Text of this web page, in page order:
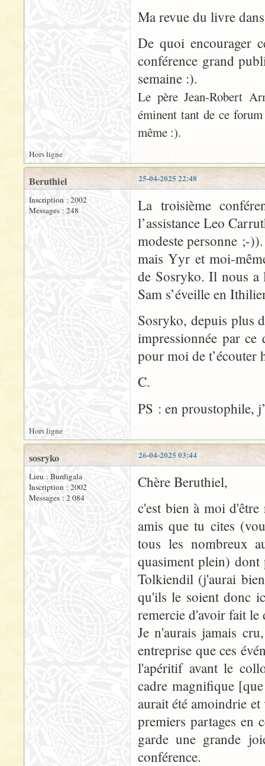
Ma revue du livre
De quoi encourager
conférence grand
semaine :).
Le père Jean-Robert
éminent tant de ce
même :).
Hors ligne
25-04-2025 22:48
Beruthiel
Inscription : 2002
Messages : 248
La troisième
l’assistance Leo
modeste personne ;-
mais Yyr et moi-
de Sosryko. Il nous a
Sam s’éveille en
Sosryko, depuis plus
impressionnée par ce
pour moi de t’écouter
C.
PS : en proustophile,
Hors ligne
26-04-2025 03:44
sosryko
Lieu : Burdigala
Inscription : 2002
Messages : 2 084
Chère Beruthiel,
c'est bien à moi d'être
amis que tu cites
tous les nombreux
quasiment plein)
Tolkiendil (j'aurai
qu'ils le soient donc
remercie d'avoir fait
Je n'aurais jamais
entreprise que ces
l'apéritif avant le
cadre magnifique
aurait été amoindrie
premiers partages en
garde une grande
conférence.